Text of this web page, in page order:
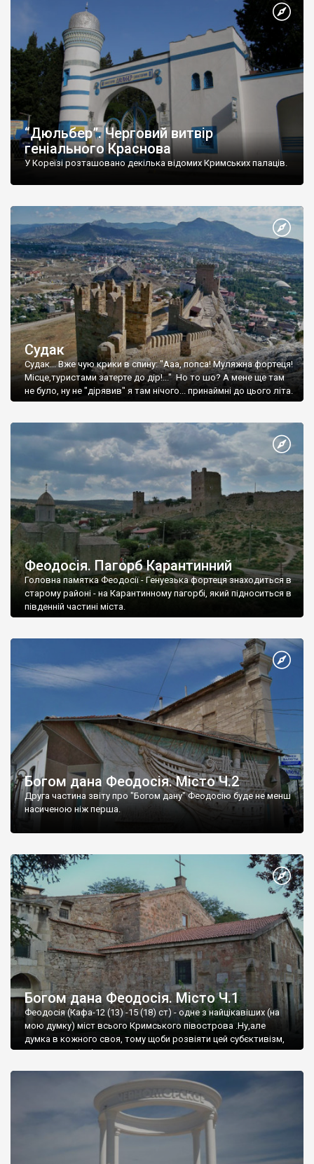
“Дюльбер”. Черговий витвір
геніального Краснова
У Кореїзі розташовано декілька відомих Кримських палаців.
Судак
Судак... Вже чую крики в спину: "Ааа, попса! Муляжна фортеця!
Місце,туристами затерте до дір!..." Но то шо? А мене ще там
не було, ну не "дірявив" я там нічого... принаймні до цього літа.
Феодосія. Пагорб Карантинний
Головна памятка Феодосії - Генуезька фортеця знаходиться в
старому районі - на Карантинному пагорбі, який підноситься в
південній частині міста.
Богом дана Феодосія. Місто Ч.2
Друга частина звіту про "Богом дану" Феодосію буде не менш
насиченою ніж перша.
Богом дана Феодосія. Місто Ч.1
Феодосія (Кафа-12 (13) -15 (18) ст) - одне з найцікавіших (на
мою думку) міст всього Кримського півострова .Ну,але
думка в кожного своя, тому щоби розвіяти цей субєктивізм,
запрошую відвідати це